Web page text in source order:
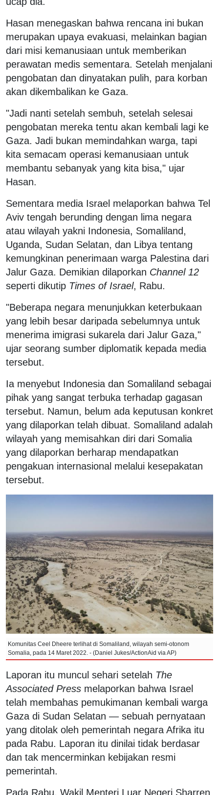
Hasan menegaskan bahwa rencana ini bukan
merupakan upaya evakuasi, melainkan bagian
dari misi kemanusiaan untuk memberikan
perawatan medis sementara. Setelah menjalani
pengobatan dan dinyatakan pulih, para korban
akan dikembalikan ke Gaza.
"Jadi nanti setelah sembuh, setelah selesai
pengobatan mereka tentu akan kembali lagi ke
Gaza. Jadi bukan memindahkan warga, tapi
kita semacam operasi kemanusiaan untuk
membantu sebanyak yang kita bisa," ujar
Hasan.
Sementara media Israel melaporkan bahwa Tel
Aviv tengah berunding dengan lima negara
atau wilayah yakni Indonesia, Somaliland,
Uganda, Sudan Selatan, dan Libya tentang
kemungkinan penerimaan warga Palestina dari
Jalur Gaza. Demikian dilaporkan Channel 12
seperti dikutip Times of Israel, Rabu.
"Beberapa negara menunjukkan keterbukaan
yang lebih besar daripada sebelumnya untuk
menerima imigrasi sukarela dari Jalur Gaza,"
ujar seorang sumber diplomatik kepada media
tersebut.
Ia menyebut Indonesia dan Somaliland sebagai
pihak yang sangat terbuka terhadap gagasan
tersebut. Namun, belum ada keputusan konkret
yang dilaporkan telah dibuat. Somaliland adalah
wilayah yang memisahkan diri dari Somalia
yang dilaporkan berharap mendapatkan
pengakuan internasional melalui kesepakatan
tersebut.
Komunitas Ceel Dheere terlihat di Somaliland, wilayah semi-otonom
Somalia, pada 14 Maret 2022. - (Daniel Jukes/ActionAid via AP)
Laporan itu muncul sehari setelah The
Associated Press melaporkan bahwa Israel
telah membahas pemukimanan kembali warga
Gaza di Sudan Selatan — sebuah pernyataan
yang ditolak oleh pemerintah negara Afrika itu
pada Rabu. Laporan itu dinilai tidak berdasar
dan tak mencerminkan kebijakan resmi
pemerintah.
Pada Rabu, Wakil Menteri Luar Negeri Sharren